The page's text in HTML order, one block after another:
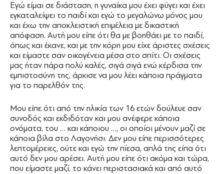
Εγώ είμαι σε διάσταση, η γυναίκα μου έχει φύγει και έχει
εγκαταλείψει το παιδί και εγώ το μεγαλώνω μόνος μου
και έχω την αποκλειστική επιμέλεια με δικαστική
απόφαση. Αυτή μου είπε ότι θα με βοηθάει με το παιδί,
όπως και έκανε, και με την κόρη μου είχε άριστες σχέσεις
και είμαστε σαν οικογένεια μέσα στο σπίτι. Οι σχέσεις
μας ήταν πάρα πολύ καλές, σιγά σιγά ενώ κέρδισα την
εμπιστοσύνη της, άρχισε να μου λέει κάποια πράγματα
για το παρελθόν της.
Μου είπε ότι από την ηλικία των 16 ετών δούλευε σαν
συνοδός και εκδιδόταν και μου ανέφερε κάποια
ονόματα, του … και κάποιου …, οι οποίοι μένουν μαζί σε
κάποια βίλα στο Λαγονήσι. Δεν μου είπε περισσότερες
λεπτομέρειες, ούτε και εγώ την πίεσα, απλά της είπα ότι
αυτό δεν μου αρέσει. Αυτή μου είπε ότι ακόμα και τώρα,
που είμαστε μαζί, το κάνει περιστασιακά και από αυτό